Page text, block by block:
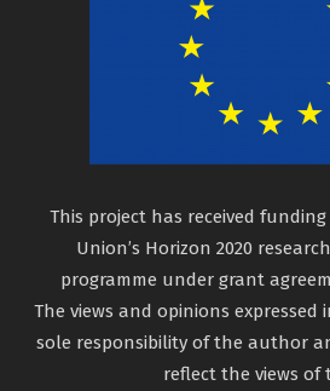
This project has received
Union’s Horizon 2020
programme under grant
The views and opinions expressed
sole responsibility of the author
reflect the views of